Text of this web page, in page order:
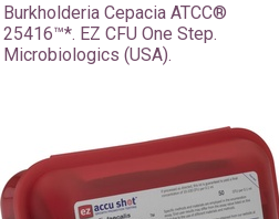
Burkholderia Cepacia ATCC®
25416™*. EZ CFU One Step.
Microbiologics (USA).